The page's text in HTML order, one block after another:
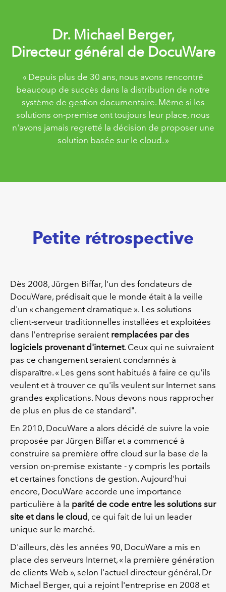
Dr. Michael Berger,
Directeur général de DocuWare
« Depuis plus de 30 ans, nous avons rencontré
beaucoup de succès dans la distribution de notre
système de gestion documentaire. Même si les
solutions on-premise ont toujours leur place, nous
n'avons jamais regretté la décision de proposer une
solution basée sur le cloud. »
Petite rétrospective
Dès 2008, Jürgen Biffar, l'un des fondateurs de
DocuWare, prédisait que le monde était à la veille
d'un « changement dramatique ». Les solutions
client-serveur traditionnelles installées et exploitées
dans l'entreprise seraient remplacées par des
logiciels provenant d'internet. Ceux qui ne suivraient
pas ce changement seraient condamnés à
disparaître. « Les gens sont habitués à faire ce qu'ils
veulent et à trouver ce qu'ils veulent sur Internet sans
grandes explications. Nous devons nous rapprocher
de plus en plus de ce standard".
En 2010, DocuWare a alors décidé de suivre la voie
proposée par Jürgen Biffar et a commencé à
construire sa première offre cloud sur la base de la
version on-premise existante - y compris les portails
et certaines fonctions de gestion. Aujourd'hui
encore, DocuWare accorde une importance
particulière à la parité de code entre les solutions sur
site et dans le cloud, ce qui fait de lui un leader
unique sur le marché.
D'ailleurs, dès les années 90, DocuWare a mis en
place des serveurs Internet, « la première génération
de clients Web », selon l'actuel directeur général, Dr
Michael Berger, qui a rejoint l'entreprise en 2008 et